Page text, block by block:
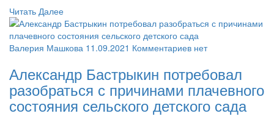
Читать Далее
Валерия Машкова 11.09.2021 Комментариев нет
Александр Бастрыкин потребовал
разобраться с причинами плачевного
состояния сельского детского сада